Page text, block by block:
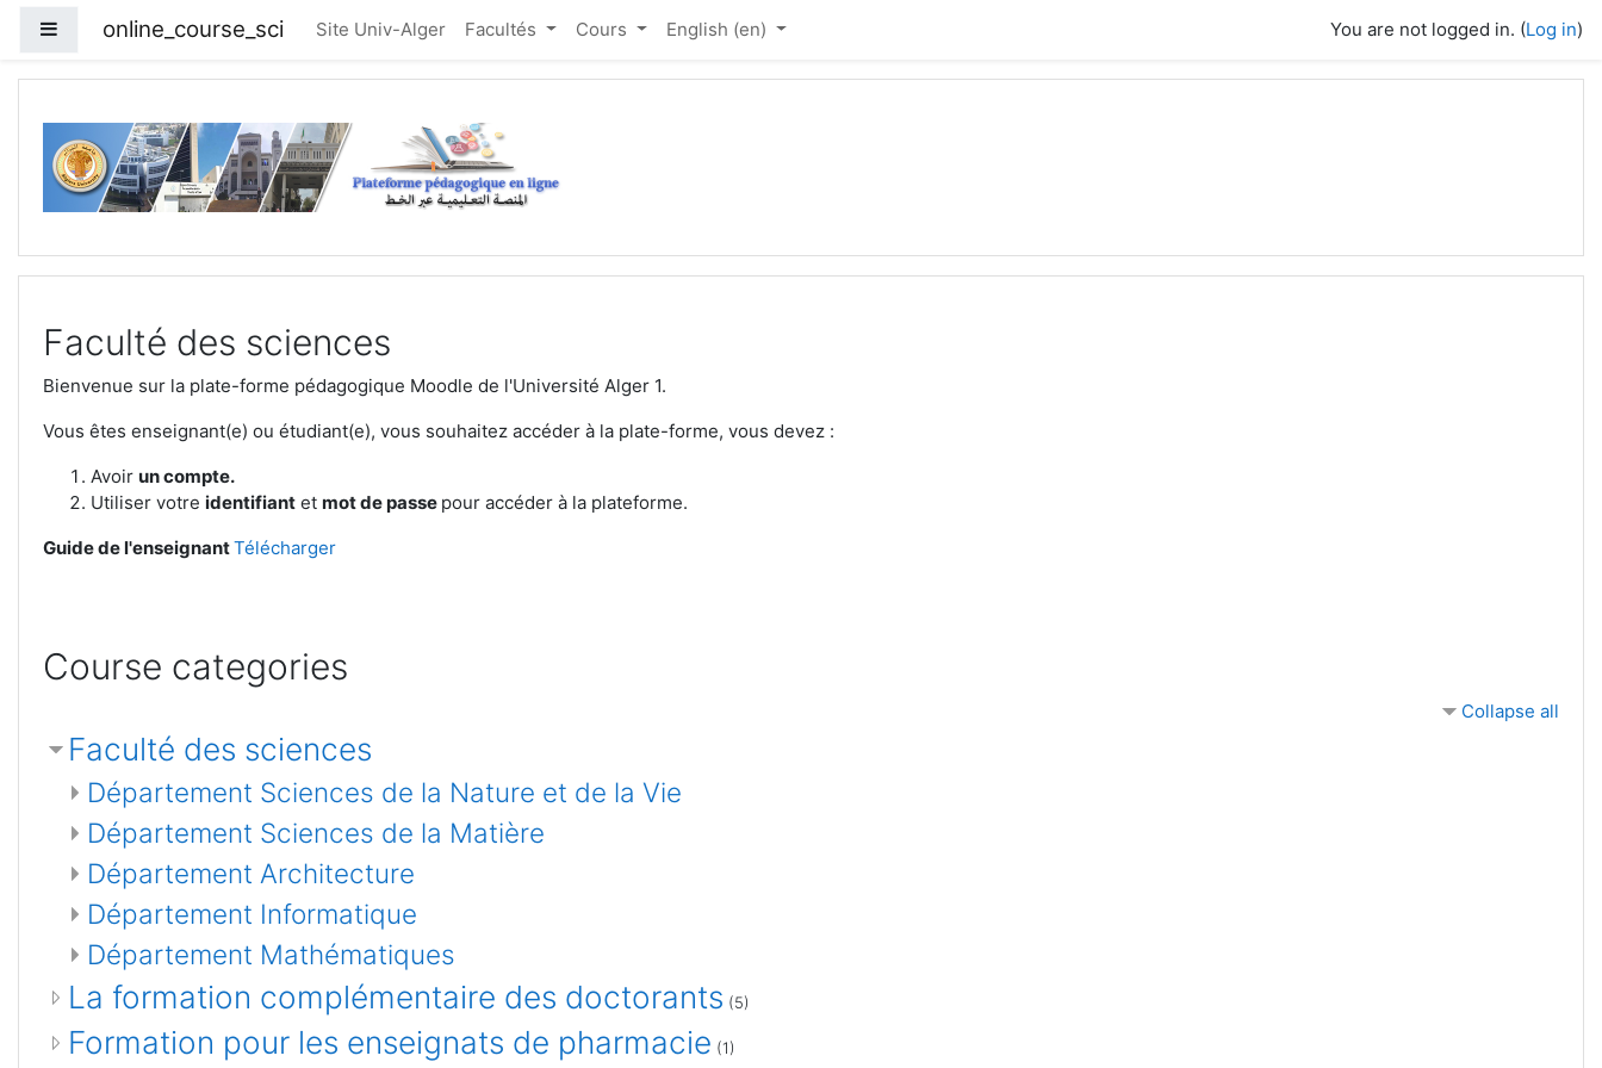
Side panel
online_course_sci Site Univ-Alger Facultés Cours English ‎(en)‎ You are not logged in. (Log in)
Faculté des sciences
Bienvenue sur la plate-forme pédagogique Moodle de l'Université Alger 1.
Vous êtes enseignant(e) ou étudiant(e), vous souhaitez accéder à la plate-forme, vous devez :
Avoir un compte.
Utiliser votre identifiant et mot de passe pour accéder à la plateforme.
Guide de l'enseignantTélécharger
Course categories
Collapse all
Faculté des sciences
Département Sciences de la Nature et de la Vie
Département Sciences de la Matière
Département Architecture
Département Informatique
Département Mathématiques
La formation complémentaire des doctorants (5)
Formation pour les enseignats de pharmacie (1)